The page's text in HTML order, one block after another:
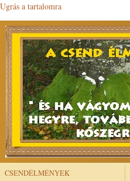
Ugrás a tartalomra
CSENDÉLMÉNYEK